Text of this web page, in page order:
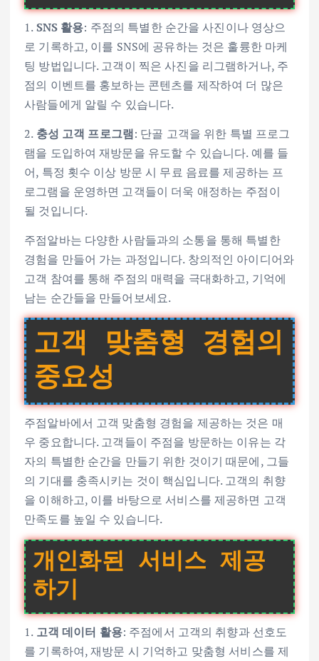
1.SNS 활용: 주점의 특별한 순간을 사진이나 영상으
로 기록하고, 이를 SNS에 공유하는 것은 훌륭한 마케
팅 방법입니다. 고객이 찍은 사진을 리그램하거나, 주
점의 이벤트를 홍보하는 콘텐츠를 제작하여 더 많은
사람들에게 알릴 수 있습니다.
2. 충성 고객 프로그램: 단골 고객을 위한 특별 프로그
램을 도입하여 재방문을 유도할 수 있습니다. 예를 들
어, 특정 횟수 이상 방문 시 무료 음료를 제공하는 프
로그램을 운영하면 고객들이 더욱 애정하는 주점이
될 것입니다.
주점알바는 다양한 사람들과의 소통을 통해 특별한
경험을 만들어 가는 과정입니다. 창의적인 아이디어와
고객 참여를 통해 주점의 매력을 극대화하고, 기억에
남는 순간들을 만들어보세요.
고객 맞춤형 경험의
중요성
주점알바에서 고객 맞춤형 경험을 제공하는 것은 매
우 중요합니다. 고객들이 주점을 방문하는 이유는 각
자의 특별한 순간을 만들기 위한 것이기 때문에, 그들
의 기대를 충족시키는 것이 핵심입니다. 고객의 취향
을 이해하고, 이를 바탕으로 서비스를 제공하면 고객
만족도를 높일 수 있습니다.
개인화된 서비스 제공
하기
1. 고객 데이터 활용: 주점에서 고객의 취향과 선호도
를 기록하여, 재방문 시 기억하고 맞춤형 서비스를 제